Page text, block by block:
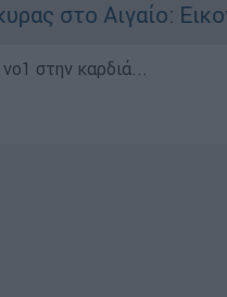
Εικονική
στην καρδιά...